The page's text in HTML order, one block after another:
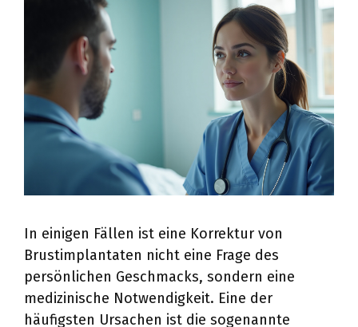
In einigen Fällen ist eine Korrektur von
Brustimplantaten nicht eine Frage des
persönlichen Geschmacks, sondern eine
medizinische Notwendigkeit. Eine der
häufigsten Ursachen ist die sogenannte